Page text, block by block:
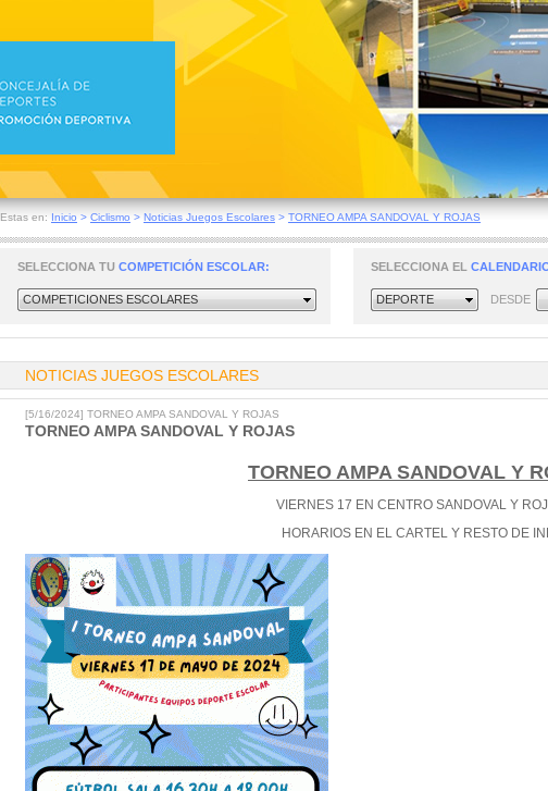
Estas en: Inicio > Ciclismo > Noticias Juegos Escolares > TORNEO AMPA SANDOVAL Y ROJAS
SELECCIONA TU COMPETICIÓN ESCOLAR:
COMPETICIONES ESCOLARES
SELECCIONA EL
DEPORTE DESDE
NOTICIAS JUEGOS ESCOLARES
[5/16/2024] TORNEO AMPA SANDOVAL Y ROJAS
TORNEO AMPA SANDOVAL Y ROJAS
TORNEO AMPA SANDOVAL Y
VIERNES 17 EN CENTRO SANDOVAL Y
HORARIOS EN EL CARTEL Y RESTO DE